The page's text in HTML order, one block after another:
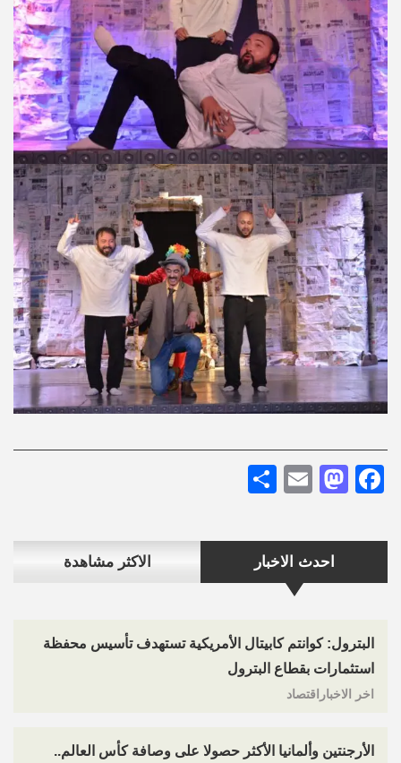
احدث الاخبار الاكثر مشاهدة
البترول: كوانتم كابيتال الأمريكية تستهدف تأسيس محفظة
استثمارات بقطاع البترول
اخر الاخباراقتصاد
الأرجنتين وألمانيا الأكثر حصولا على وصافة كأس العالم..
Facebook
Mastodon
Email